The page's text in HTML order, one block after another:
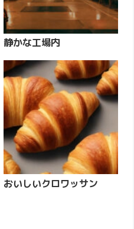
静かな工場内
おいしいクロワッサン